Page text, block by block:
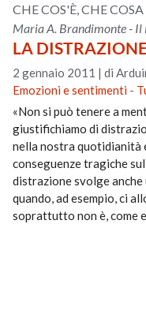
CHE COS'È, CHE
Maria A. Brandimonte -
LA
2 gennaio 2011 |di
Emozioni e sentimenti -
«Non si può tenere a
giustifichiamo di
nella nostra quotidianità
conseguenze tragiche
distrazione svolge
quando, ad esempio, ci
soprattutto non è, come